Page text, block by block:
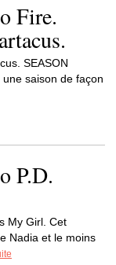
Fire.
SEASON
saison de façon
P.D.
My Girl. Cet
Nadia et le moins